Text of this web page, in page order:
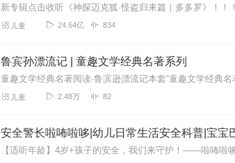
儿童 24.64亿 834
鲁宾孙漂流记 | 童趣文学经典名著系列
儿童 2.48万 82
安全警长啦咘啦哆|幼儿日常生活安全科普|宝宝